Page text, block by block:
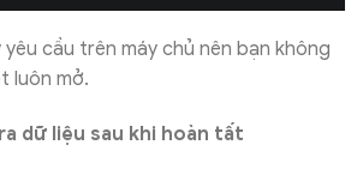
cầu trên máy chủ nên bạn không
luôn mở.
dữ liệu sau khi hoàn tất